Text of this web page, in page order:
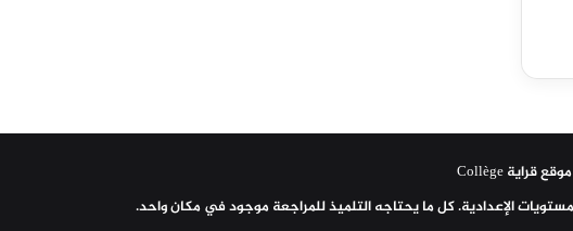
موقع قراية Collège